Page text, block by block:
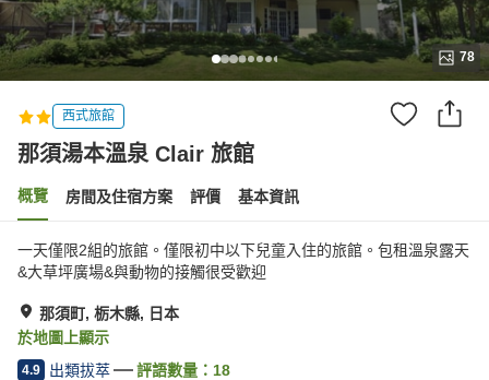
78
西式旅館
那須湯本溫泉 Clair 旅館
概覽 房間及住宿方案 評價 基本資訊
一天僅限2組的旅館。僅限初中以下兒童入住的旅館。包租溫泉露天
&大草坪廣場&與動物的接觸很受歡迎
那須町, 栃木縣, 日本
於地圖上顯示
4.9 出類拔萃 評語數量： 18